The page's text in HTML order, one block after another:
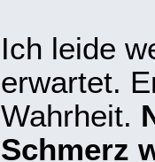
Ich leide
erwartet.
Wahrheit.
Schmerz